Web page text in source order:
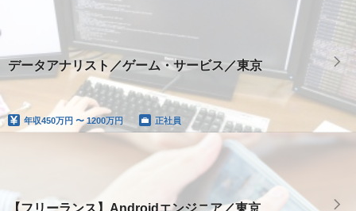
データアナリスト／ゲーム・サービス／東京
年収450万円 〜 1200万円 正社員
【フリーランス】Androidエンジニア／東京